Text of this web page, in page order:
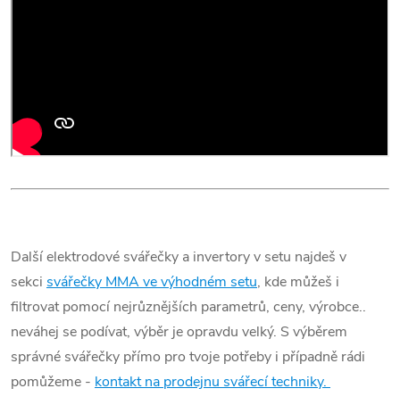
Další elektrodové svářečky a invertory v setu najdeš v
sekci svářečky MMA ve výhodném setu, kde můžeš i
filtrovat pomocí nejrůznějších parametrů, ceny, výrobce..
neváhej se podívat, výběr je opravdu velký. S výběrem
správné svářečky přímo pro tvoje potřeby i případně rádi
pomůžeme - kontakt na prodejnu svářecí techniky.